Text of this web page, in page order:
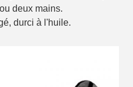
deux mains.
durci à l'huile.